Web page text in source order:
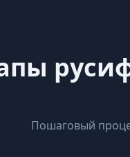
Пошаговый